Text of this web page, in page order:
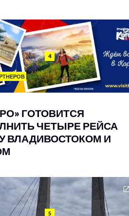
4
ГОТОВИТСЯ
ЧЕТЫРЕ РЕЙСА
ВЛАДИВОСТОКОМ И
5